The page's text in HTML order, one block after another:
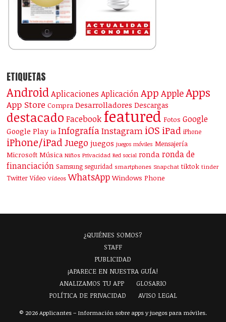
ETIQUETAS
Android Aplicaciones Aplicación App AppleApps
App Store Compra Desarrolladores Descargas
destacado Facebook featured Fotos Google
Google Play ia InfografíaInstagram iOS iPad iPhone
iPhone/iPad Juego juegos juegos móviles Mensajería
Microsoft Música Niños Privacidad Red social ronda ronda de
financiación Samsung seguridad smartphones Snapchat tiktok tinder
Twitter Vídeo Vídeos WhatsApp Windows Phone
¿QUIÉNES SOMOS?
STAFF
PUBLICIDAD
¡APARECE EN NUESTRA GUÍA!
ANALIZAMOS TU APP
GLOSARIO
POLÍTICA DE PRIVACIDAD
AVISO LEGAL
© 2026 Applicantes – Información sobre apps y juegos para móviles.